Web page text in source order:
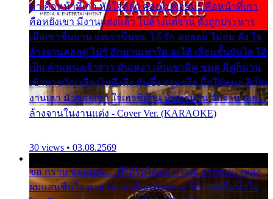
มา คือหน้าที่เก่า หัวใจหล้า คอยไปคอยมา คือหน้าที่เก่า
คือหยังเขา มีงานแต่งแล้ว ไปล้างแต่จาน ดั่งถูกประหาร
เมื่อเขาชื่นบาน แต่เราขื่นขม โอ้ รัก ลอยลม ไม่สม ดัง ใจ
ล้างจานคอยคู่ ไม่รู้ อีกนานเท่าใด จะได้ เลื่อนขั้นบันได ได้
เป็น ตำแหน่งเจ้าสาว มันเหงา เห็นเขามีคู่ ซมดู มีคู่ก็ม่วน
เข้าพาขวัญ เสียงโห่ตึงตึง มันซึ้ง อยู่แก่ใจ มื้อใด๋หนอ สิเป็น
งานเฮา มัวซอยเขา ใจเฮาซิด้าน มันทรมาน จับจาน เอย…
ล้างจานในงานแต่ง - Cover Ver. (KARAOKE)
30 views • 03.08.2569
ขอ กราบ ขอบคุณ.... ที่ได้รับไออุ่น การุณ จากแฟน เพลง
ผมแสนชื่นใจ หายวังเวง เมื่อแฟนเพลง ให้กำลังใจ น้ำใจ